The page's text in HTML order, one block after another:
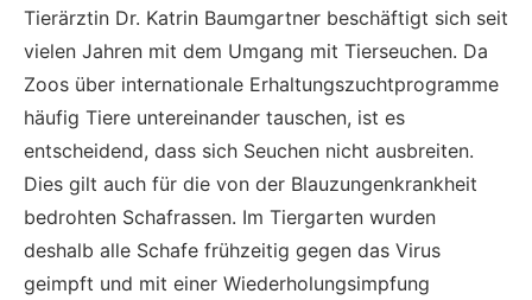
Tierärztin Dr. Katrin Baumgartner beschäftigt sich seit
vielen Jahren mit dem Umgang mit Tierseuchen. Da
Zoos über internationale Erhaltungszuchtprogramme
häufig Tiere untereinander tauschen, ist es
entscheidend, dass sich Seuchen nicht ausbreiten.
Dies gilt auch für die von der Blauzungenkrankheit
bedrohten Schafrassen. Im Tiergarten wurden
deshalb alle Schafe frühzeitig gegen das Virus
geimpft und mit einer Wiederholungsimpfung